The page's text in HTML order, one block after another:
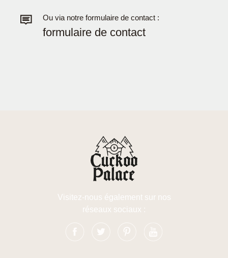
Ou via notre formulaire de contact :
formulaire de contact
Visitez-nous également sur nos
réseaux sociaux :